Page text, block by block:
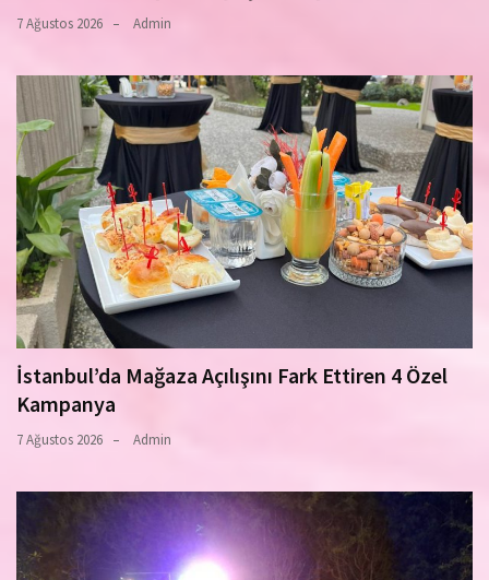
7 Ağustos 2026 Admin
İstanbul’da Mağaza Açılışını Fark Ettiren 4 Özel
Kampanya
7 Ağustos 2026 Admin